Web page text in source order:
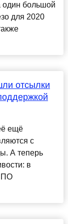
один большой
для 2020
отсылки
ещё
с
А теперь
в
ПО